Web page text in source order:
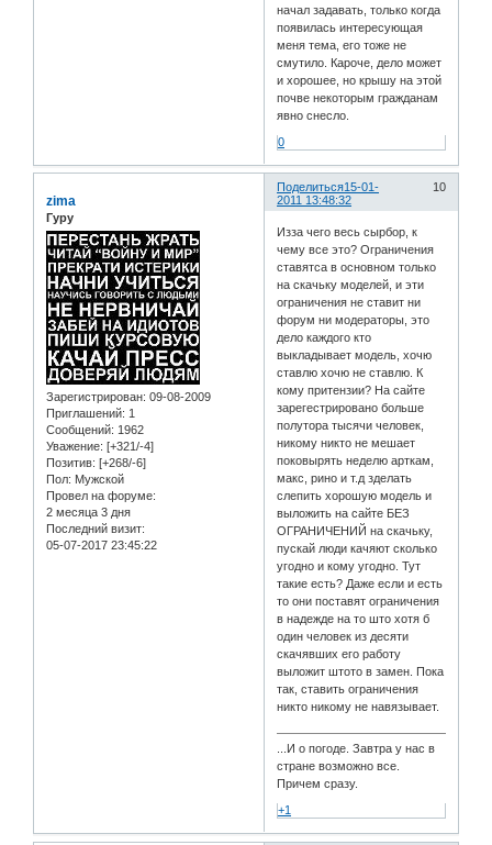
начал задавать, только когда
появилась интересующая
меня тема, его тоже не
смутило. Кароче, дело может
и хорошее, но крышу на этой
почве некоторым гражданам
явно снесло.
0
Поделиться 10
15-01-
2011 13:48:32
zima
Гуру
Зарегистрирован: 09-08-2009
Приглашений: 1
Сообщений: 1962
Уважение: [+321/-4]
Позитив: [+268/-6]
Пол: Мужской
Провел на форуме:
2 месяца 3 дня
Последний визит:
05-07-2017 23:45:22
Изза чего весь сырбор, к
чему все это? Ограничения
ставятса в основном только
на скачьку моделей, и эти
ограничения не ставит ни
форум ни модераторы, это
дело каждого кто
выкладывает модель, хочю
ставлю хочю не ставлю. К
кому притензии? На сайте
зарегестрировано больше
полутора тысячи человек,
никому никто не мешает
поковырять неделю арткам,
макс, рино и т.д зделать
слепить хорошую модель и
выложить на сайте БЕЗ
ОГРАНИЧЕНИЙ на скачьку,
пускай люди качяют сколько
угодно и кому угодно. Тут
такие есть? Даже если и есть
то они поставят ограничения
в надежде на то што хотя б
один человек из десяти
скачявших его работу
выложит штото в замен. Пока
так, ставить ограничения
никто никому не навязывает.
...И о погоде. Завтра у нас в
стране возможно все.
Причем сразу.
+1